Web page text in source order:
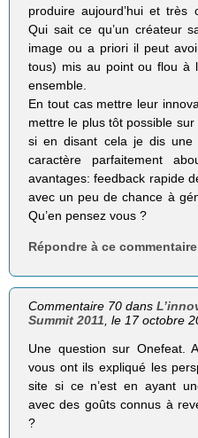
produire aujourd’hui et très
Qui sait ce qu’un créateur
image ou a priori il peut
tous) mis au point ou flou à
ensemble.
En tout cas mettre leur
mettre le plus tôt possible
si en disant cela je dis une
caractère parfaitement
avantages: feedback rapide
avec un peu de chance à
Qu’en pensez vous ?
Répondre à ce commentaire
Commentaire 70 dans
Summit 2011 , le 17 octobre
Une question sur Onefeat.
vous ont ils expliqué les
site si ce n’est en ayant
avec des goûts connus à
?